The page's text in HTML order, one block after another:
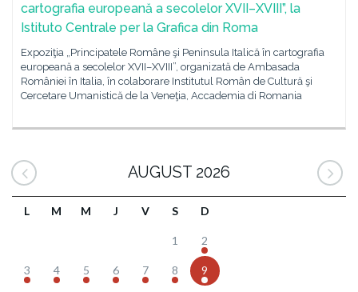
cartografia europeană a secolelor XVII–XVIII”, la
Istituto Centrale per la Grafica din Roma
Expoziţia „Principatele Române şi Peninsula Italică în cartografia
europeană a secolelor XVII–XVIII”, organizată de Ambasada
României în Italia, în colaborare Institutul Român de Cultură şi
Cercetare Umanistică de la Veneţia, Accademia di Romania
AUGUST 2026
L M M J V S D
1 2
3 4 5 6 7 8 9